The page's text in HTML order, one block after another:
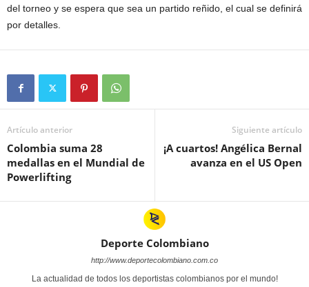
del torneo y se espera que sea un partido reñido, el cual se definirá
por detalles.
Artículo anterior
Colombia suma 28
medallas en el Mundial de
Powerlifting
Siguiente artículo
¡A cuartos! Angélica Bernal
avanza en el US Open
Deporte Colombiano
http://www.deportecolombiano.com.co
La actualidad de todos los deportistas colombianos por el mundo!